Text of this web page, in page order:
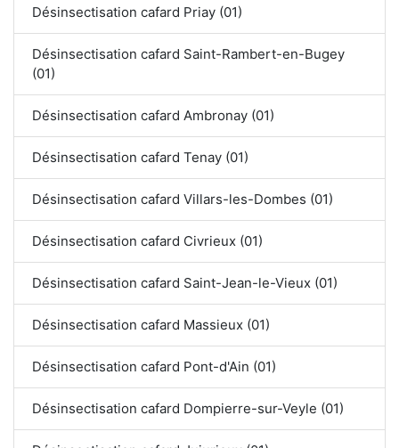
Désinsectisation cafard Priay (01)
Désinsectisation cafard Saint-Rambert-en-Bugey
(01)
Désinsectisation cafard Ambronay (01)
Désinsectisation cafard Tenay (01)
Désinsectisation cafard Villars-les-Dombes (01)
Désinsectisation cafard Civrieux (01)
Désinsectisation cafard Saint-Jean-le-Vieux (01)
Désinsectisation cafard Massieux (01)
Désinsectisation cafard Pont-d'Ain (01)
Désinsectisation cafard Dompierre-sur-Veyle (01)